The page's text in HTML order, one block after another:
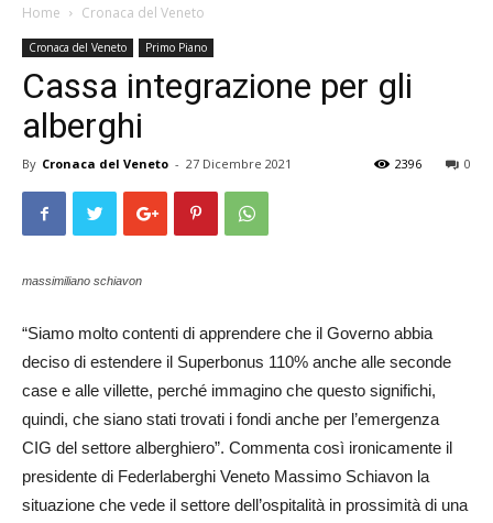
Home Cronaca del Veneto
Cronaca del Veneto Primo Piano
Cassa integrazione per gli
alberghi
By Cronaca del Veneto - 27 Dicembre 2021 0
2396
massimiliano schiavon
“Siamo molto contenti di apprendere che il Governo abbia
deciso di estendere il Superbonus 110% anche alle seconde
case e alle villette, perché immagino che questo significhi,
quindi, che siano stati trovati i fondi anche per l’emergenza
CIG del settore alberghiero”. Commenta così ironicamente il
presidente di Federlaberghi Veneto Massimo Schiavon la
situazione che vede il settore dell’ospitalità in prossimità di una